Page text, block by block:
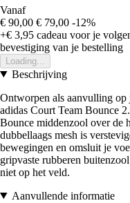
Vanaf
€ 90,00 € 79,00 -12%
+€ 3,95 cadeau voor je
bevestiging van je bestelling
Loading...
Beschrijving
Ontworpen als aanvulling op
adidas Court Team Bounce
Bounce middenzool over de
dubbellaags mesh is
bewegingen en omsluit je
gripvaste rubberen
niet op het veld.
Aanvullende informatie